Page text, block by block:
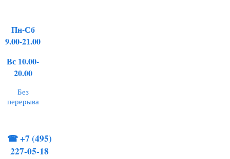
Пн-Сб
9.00-21.00
Вс 10.00-
20.00
Без
перерыва
☎+7 (495)
227-05-18